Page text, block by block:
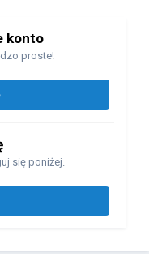
konto
proste!
się poniżej.